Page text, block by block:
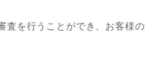
を行うことができ、お客様